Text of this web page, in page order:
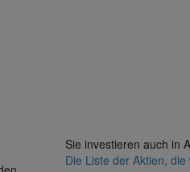
Sie investieren auch in
Die Liste der Aktien,